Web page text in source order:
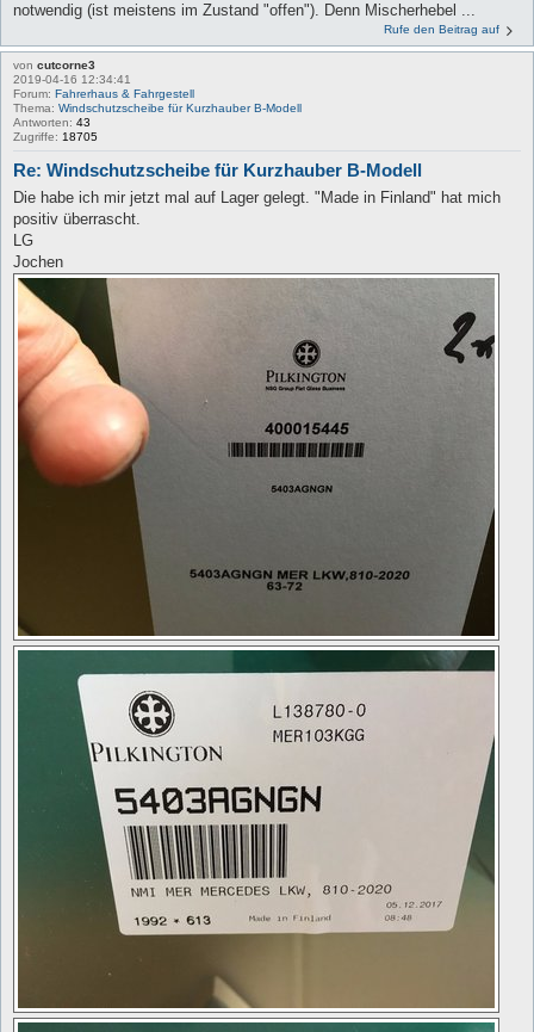
notwendig (ist meistens im Zustand "offen"). Denn Mischerhebel ...
Rufe den Beitrag auf
von cutcorne3
2019-04-16 12:34:41
Forum: Fahrerhaus & Fahrgestell
Thema: Windschutzscheibe für Kurzhauber B-Modell
Antworten: 43
Zugriffe: 18705
Re: Windschutzscheibe für Kurzhauber B-Modell
Die habe ich mir jetzt mal auf Lager gelegt. "Made in Finland" hat mich
positiv überrascht.
LG
Jochen